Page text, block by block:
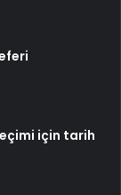
için tarih